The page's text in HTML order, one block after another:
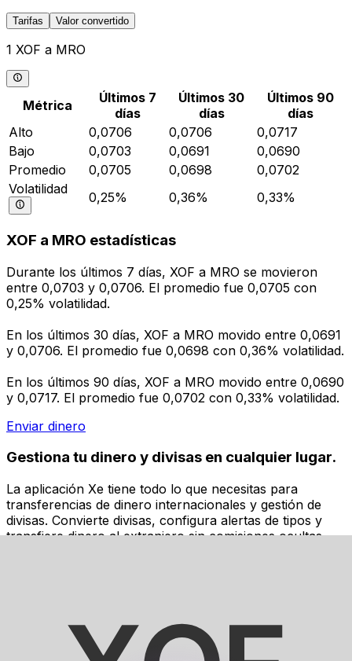
Tarifas Valor convertido
1 XOF a MRO
Métrica
Últimos 7
días
Últimos 30
días
Últimos 90
días
Alto
0,0706 0,0706
0,0717
Bajo
0,0703 0,0691
0,0690
Promedio
0,0705 0,0698
0,0702
Volatilidad
0,25% 0,36% 0,33%
XOF a MRO estadísticas
Durante los últimos 7 días, XOF a MRO se movieron
entre 0,0703 y 0,0706. El promedio fue 0,0705 con
0,25% volatilidad.
En los últimos 30 días, XOF a MRO movido entre 0,0691
y 0,0706. El promedio fue 0,0698 con 0,36% volatilidad.
En los últimos 90 días, XOF a MRO movido entre 0,0690
y 0,0717. El promedio fue 0,0702 con 0,33% volatilidad.
Enviar dinero
Gestiona tu dinero y divisas en cualquier lugar.
La aplicación Xe tiene todo lo que necesitas para
transferencias de dinero internacionales y gestión de
divisas. Convierte divisas, configura alertas de tipos y
transfiere dinero al extranjero sin comisiones ocultas.